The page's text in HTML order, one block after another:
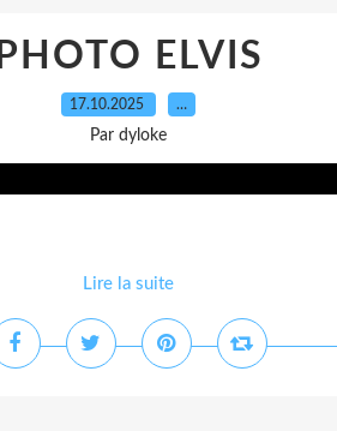
PHOTO ELVIS
17.10.2025 …
Par dyloke
Lire la suite